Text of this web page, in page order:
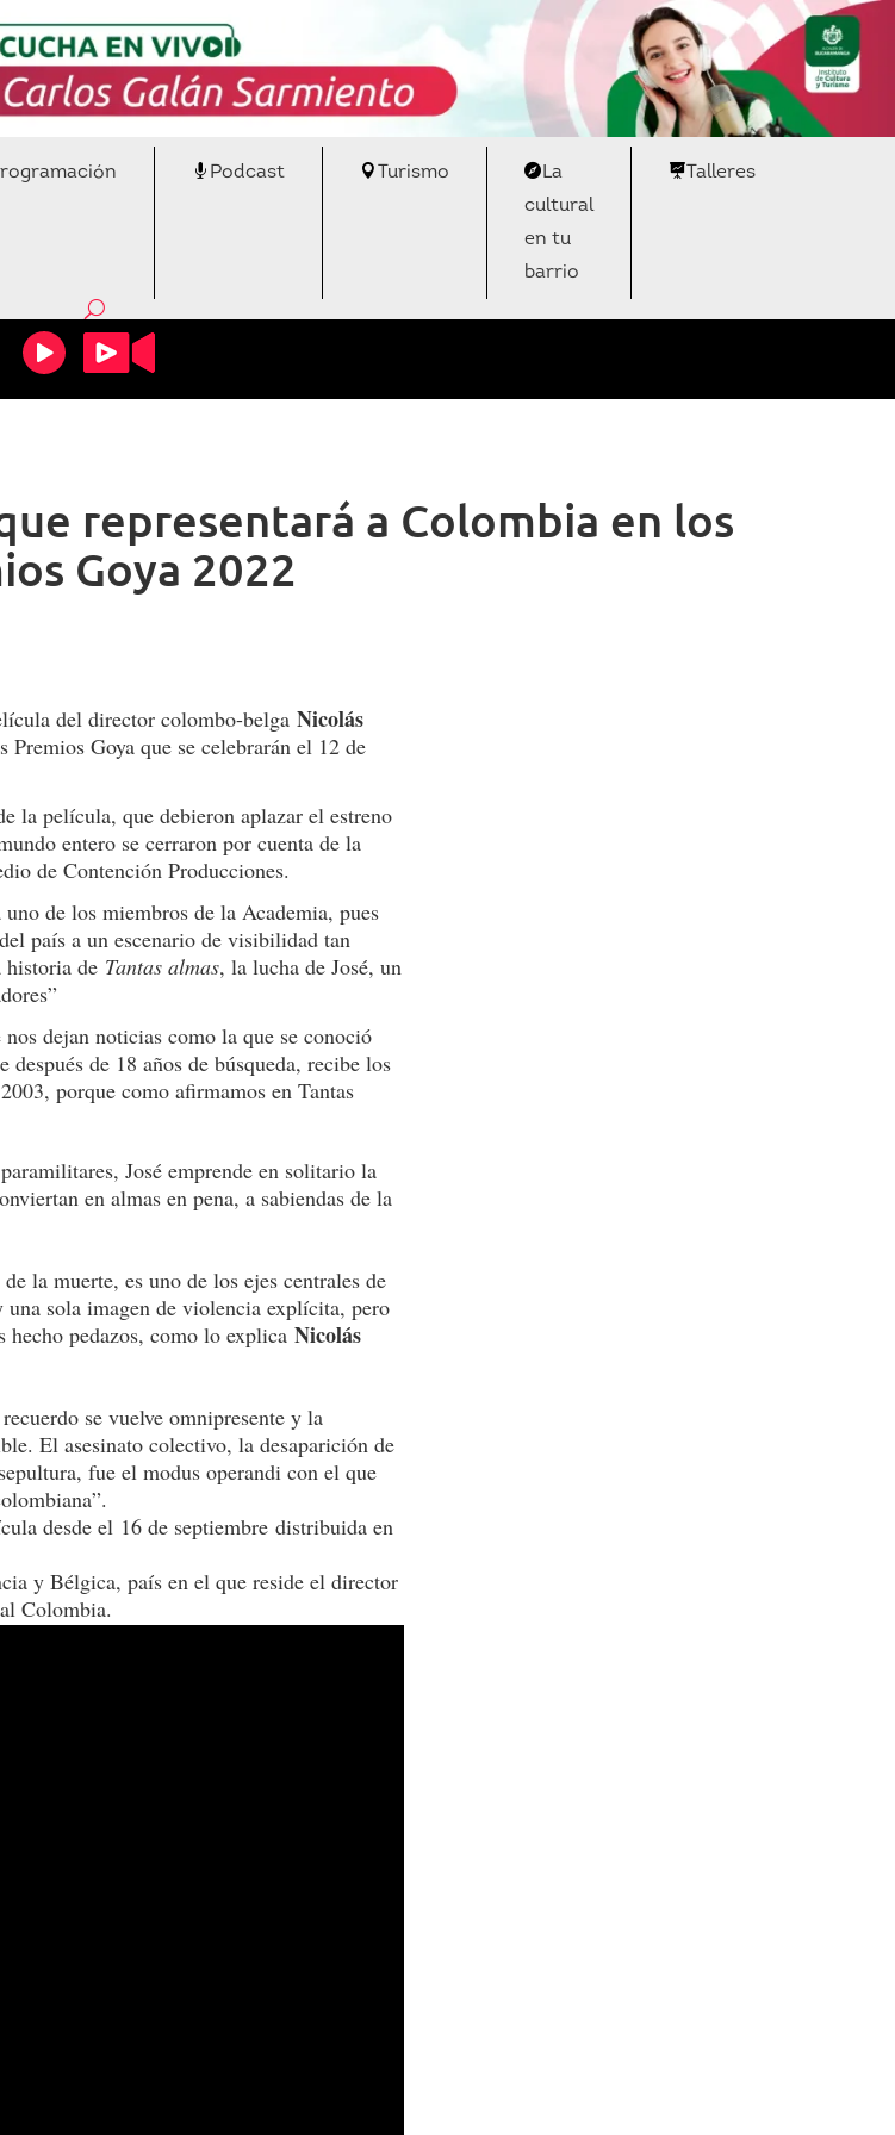
Podcast Turismo
La
cultural
en tu
barrio
Talleres
representará a Colombia en los
Goya 2022
del director colombo-belgaNicolás
Premios Goya que se celebrarán el 12 de
la película, que debieron aplazar el estreno
entero se cerraron por cuenta de la
de Contención Producciones.
de los miembros de la Academia, pues
país a un escenario de visibilidad tan
historia de Tantas almas, la lucha de José, un
dejan noticias como la que se conoció
de 18 años de búsqueda, recibe los
porque como afirmamos en Tantas
José emprende en solitario la
en almas en pena, a sabiendas de la
la muerte, es uno de los ejes centrales de
sola imagen de violencia explícita, pero
hecho pedazos, como lo explicaNicolás
se vuelve omnipresente y la
El asesinato colectivo, la desaparición de
fue el modus operandi con el que
desde el 16 de septiembre distribuida en
y Bélgica, país en el que reside el director
Colombia.